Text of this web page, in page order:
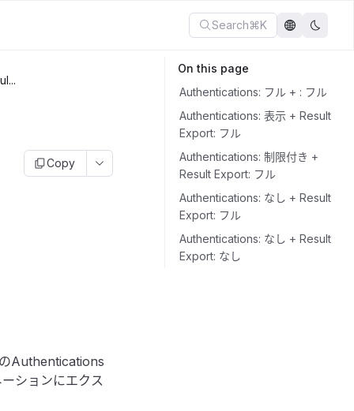
Search⌘K
Copy
Authentications
ションにエクス
On this page
Authentications: フル + : フル
Authentications: 表示 + Result
Export: フル
Authentications: 制限付き +
Result Export: フル
Authentications: なし + Result
Export: フル
Authentications: なし + Result
Export: なし